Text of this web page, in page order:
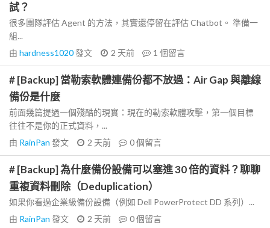
試？
很多團隊評估 Agent 的方法，其實還停留在評估 Chatbot。 準備一
組...
由 hardness1020發文 2 天前 1 個留言
# [Backup] 當勒索軟體連備份都不放過：Air Gap 與離線
備份是什麼
前面幾篇提過一個殘酷的現實：現在的勒索軟體攻擊，第一個目標
往往不是你的正式資料，...
由 RainPan 發文 2 天前 0個留言
# [Backup] 為什麼備份設備可以塞進 30 倍的資料？聊聊
重複資料刪除（Deduplication）
如果你看過企業級備份設備（例如 Dell PowerProtect DD 系列）...
由 RainPan 發文 2 天前 0個留言